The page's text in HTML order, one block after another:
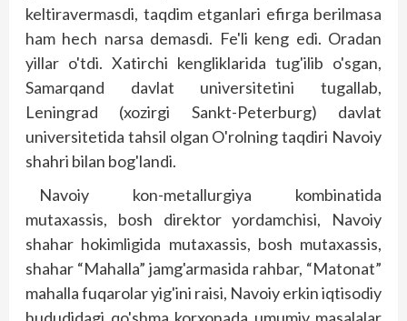
keltiravermasdi, taqdim etganlari efirga berilmasa
ham hech narsa demasdi. Fe'li keng edi. Oradan
yillar o'tdi. Xatirchi kengliklarida tug'ilib o'sgan,
Samarqand davlat universitetini tugallab,
Leningrad (xozirgi Sankt-Peterburg) davlat
universitetida tahsil olgan O'rolning taqdiri Navoiy
shahri bilan bog'landi.
Navoiy kon-metallurgiya kombinatida
mutaxassis, bosh direktor yordamchisi, Navoiy
shahar hokimligida mutaxassis, bosh mutaxassis,
shahar “Mahalla” jamg'armasida rahbar, “Matonat”
mahalla fuqarolar yig'ini raisi, Navoiy erkin iqtisodiy